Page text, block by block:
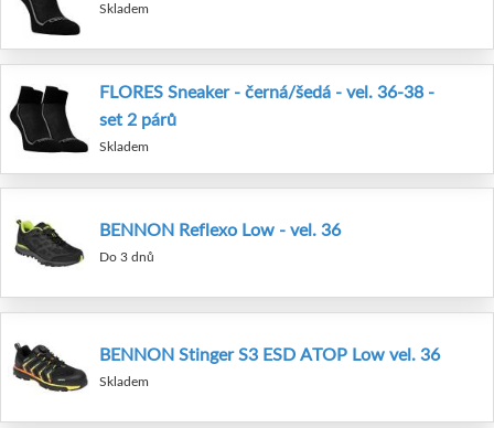
Skladem
FLORES Sneaker - černá/šedá - vel. 36-38 -
set 2 párů
Skladem
BENNON Reflexo Low - vel. 36
Do 3 dnů
BENNON Stinger S3 ESD ATOP Low vel. 36
Skladem